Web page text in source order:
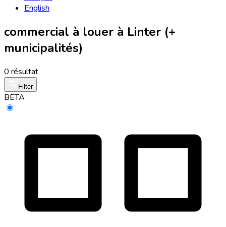
English
commercial à louer à Linter (+
municipalités)
0 résultat
Filter
BETA